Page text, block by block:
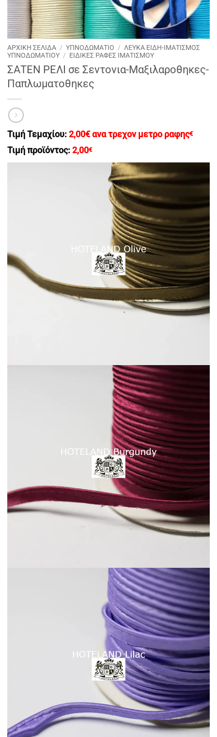
ΑΡΧΙΚΉ ΣΕΛΊΔΑ / ΥΠΝΟΔΩΜΑΤΙΟ / ΛΕΥΚΑ ΕΙΔΗ-ΙΜΑΤΙΣΜΟΣ
ΥΠΝΟΔΩΜΑΤΙΟΥ / EΙΔΙΚΈΣ ΡΑΦΈΣ ΙΜΑΤΙΣΜΟΎ
ΣΑΤΕΝ ΡΕΛΙ σε Σεντονια-Μαξιλαροθηκες-
Παπλωματοθηκες
Τιμή Τεμαχίου: 2,00€ ανα τρεχον μετρο ραφης€
Τιμή προϊόντος: 2,00€